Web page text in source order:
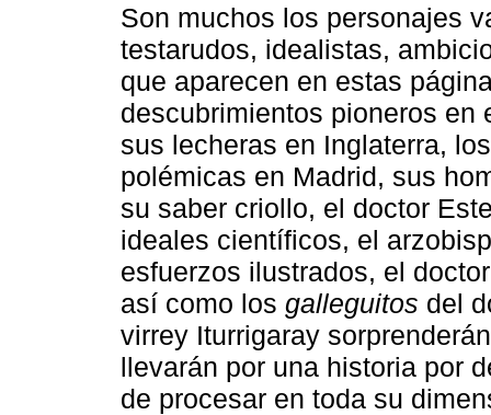
Son muchos los personajes
testarudos, idealistas,
que aparecen en estas
descubrimientos pioneros en
sus lecheras en Inglaterra,
polémicas en Madrid, sus
su saber criollo, el doctor
ideales científicos, el
esfuerzos ilustrados, el
así como los galleguitos del
virrey Iturrigaray
llevarán por una historia por
de procesar en toda su